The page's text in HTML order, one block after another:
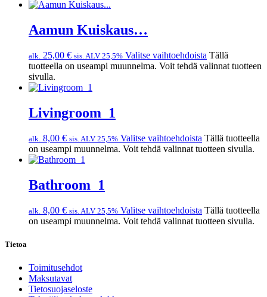
Aamun Kuiskaus…
alk. 25,00 € sis. ALV 25,5% Valitse vaihtoehdoista Tällä
tuotteella on useampi muunnelma. Voit tehdä valinnat tuotteen
sivulla.
Livingroom_1
alk. 8,00 € sis. ALV 25,5% Valitse vaihtoehdoista Tällä tuotteella
on useampi muunnelma. Voit tehdä valinnat tuotteen sivulla.
Bathroom_1
alk. 8,00 € sis. ALV 25,5% Valitse vaihtoehdoista Tällä tuotteella
on useampi muunnelma. Voit tehdä valinnat tuotteen sivulla.
Tietoa
Toimitusehdot
Maksutavat
Tietosuojaseloste